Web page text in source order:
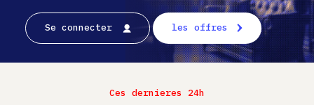
Se connecter les offres
Ces dernieres 24h